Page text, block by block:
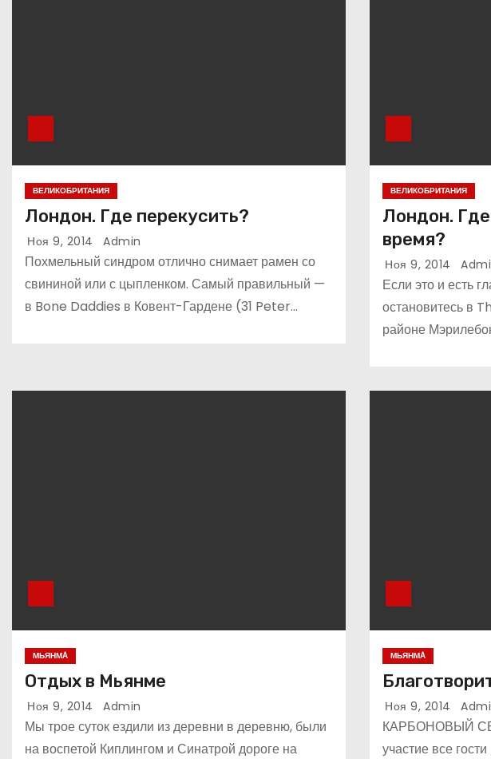
ВЕЛИКОБРИТАНИЯ
Лондон. Где перекусить?
Ноя 9, 2014 Admin
Похмельный синдром отлично снимает рамен со
свининой или с цыпленком. Самый правильный —
в Bone Daddies в Ковент-Гардене (31 Peter…
ВЕЛИКОБРИТАНИЯ
Лондон.
время?
Ноя 9, 2014
Если это и есть
остановитесь в
районе
МЬЯНМA
Отдых в Мьянме
Ноя 9, 2014 Admin
Мы трое суток ездили из деревни в деревню, были
на воспетой Киплингом и Синатрой дороге на
МЬЯНМA
Ноя 9, 2014
КАРБОНОВЫЙ
участие все